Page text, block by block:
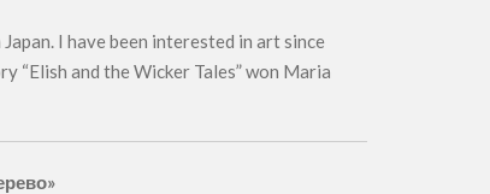
I have been interested in art since
“Elish and the Wicker Tales” won Maria